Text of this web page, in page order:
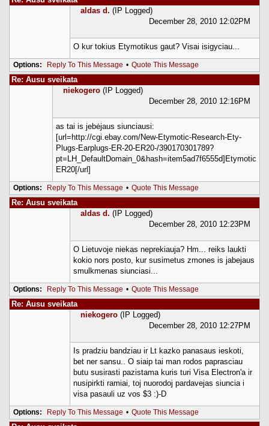
aldas d. (IP Logged)
December 28, 2010 12:02PM
O kur tokius Etymotikus gaut? Visai isigyciau...
Options: Reply To This Message • Quote This Message
Re: Ausu sveikata
niekogero (IP Logged)
December 28, 2010 12:16PM
as tai is jebėjaus siunciausi:
[url=http://cgi.ebay.com/New-Etymotic-Research-Ety-
Plugs-Earplugs-ER-20-ER20-/390170301789?
pt=LH_DefaultDomain_0&hash=item5ad7f6555d]Etymotic
ER20[/url]
Options: Reply To This Message • Quote This Message
Re: Ausu sveikata
aldas d. (IP Logged)
December 28, 2010 12:23PM
O Lietuvoje niekas neprekiauja? Hm... reiks laukti
kokio nors posto, kur susimetus zmones is jabejaus
smulkmenas siunciasi...
Options: Reply To This Message • Quote This Message
Re: Ausu sveikata
niekogero (IP Logged)
December 28, 2010 12:27PM
Is pradziu bandziau ir Lt kazko panasaus ieskoti,
bet ner sansu.. O siaip tai man rodos paprasciau
butu susirasti pazistama kuris turi Visa Electron'a ir
nusipirkti ramiai, toj nuorodoj pardavejas siuncia i
visa pasauli uz vos $3 :)-D
Options: Reply To This Message • Quote This Message